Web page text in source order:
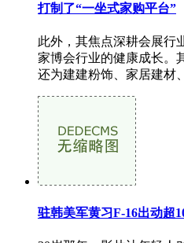
打制了“一坐式家购平台”
此外，其焦点深耕会展行
家博会行业的健康成长。
还为建建粉饰、家居建材
驻韩美军黄习F-16出动超